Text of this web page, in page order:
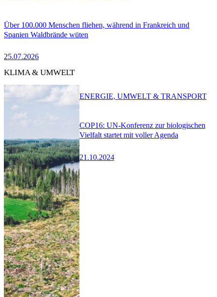
Über 100.000 Menschen fliehen, während in Frankreich und
Spanien Waldbrände wüten
25.07.2026
KLIMA & UMWELT
COP16: UN-Konferenz zur biologischen
Vielfalt startet mit voller Agenda
21.10.2024
ENERGIE, UMWELT & TRANSPORT